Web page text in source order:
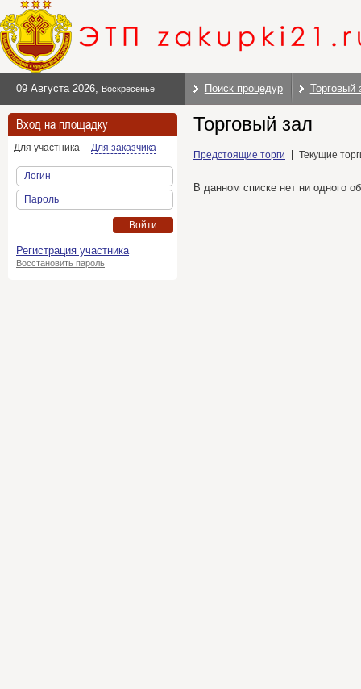
09 Августа 2026, Воскресенье Поиск процедур Торговый
Вход на площадку
Для участника Для заказчика
Логин
Пароль
Войти
Регистрация участника
Восстановить пароль
Торговый зал
Предстоящие торги Текущие
В данном списке нет ни одного